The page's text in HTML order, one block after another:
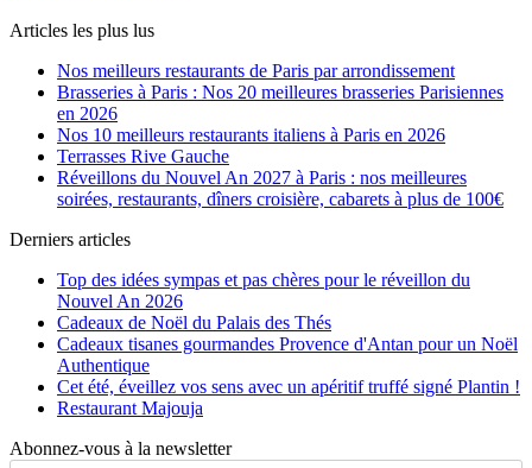
Articles les plus lus
Nos meilleurs restaurants de Paris par arrondissement
Brasseries à Paris : Nos 20 meilleures brasseries Parisiennes
en 2026
Nos 10 meilleurs restaurants italiens à Paris en 2026
Terrasses Rive Gauche
Réveillons du Nouvel An 2027 à Paris : nos meilleures
soirées, restaurants, dîners croisière, cabarets à plus de 100€
Derniers articles
Top des idées sympas et pas chères pour le réveillon du
Nouvel An 2026
Cadeaux de Noël du Palais des Thés
Cadeaux tisanes gourmandes Provence d'Antan pour un Noël
Authentique
Cet été, éveillez vos sens avec un apéritif truffé signé Plantin !
Restaurant Majouja
Abonnez-vous à la newsletter